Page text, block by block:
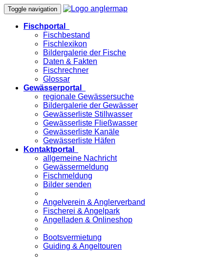
Toggle navigation
Fischportal
Fischbestand
Fischlexikon
Bildergalerie der Fische
Daten & Fakten
Fischrechner
Glossar
Gewässerportal
regionale Gewässersuche
Bildergalerie der Gewässer
Gewässerliste Stillwasser
Gewässerliste Fließwasser
Gewässerliste Kanäle
Gewässerliste Häfen
Kontaktportal
allgemeine Nachricht
Gewässermeldung
Fischmeldung
Bilder senden
Angelverein & Anglerverband
Fischerei & Angelpark
Angelladen & Onlineshop
Bootsvermietung
Guiding & Angeltouren